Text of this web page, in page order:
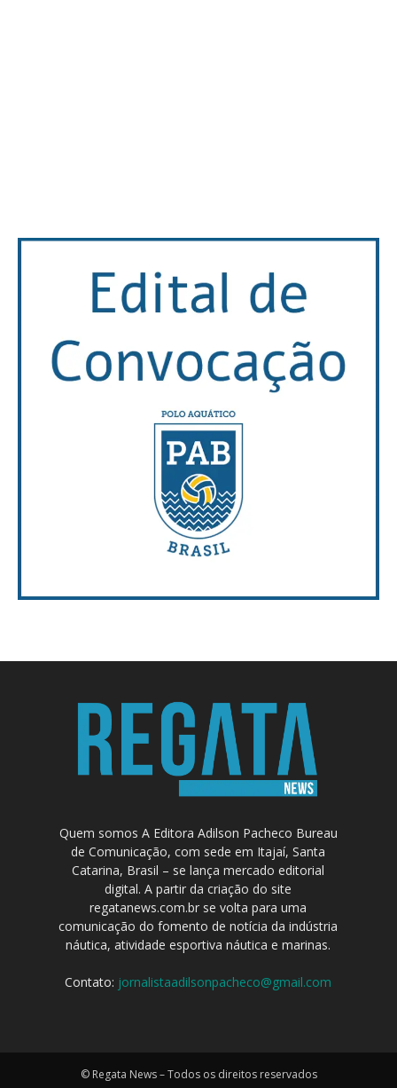
Quem somos A Editora Adilson Pacheco Bureau
de Comunicação, com sede em Itajaí, Santa
Catarina, Brasil – se lança mercado editorial
digital. A partir da criação do site
regatanews.com.br se volta para uma
comunicação do fomento de notícia da indústria
náutica, atividade esportiva náutica e marinas.
Contato: jornalistaadilsonpacheco@gmail.com
© Regata News – Todos os direitos reservados